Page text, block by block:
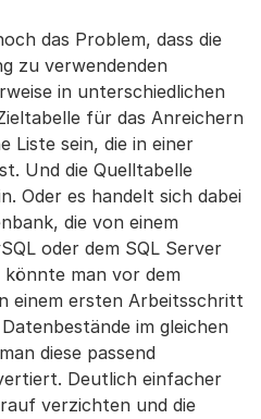
das Problem, dass die
zu verwendenden
in unterschiedlichen
für das Anreichern
Liste sein, die in einer
Und die Quelltabelle
Oder es handelt sich dabei
die von einem
oder dem SQL Server
man vor dem
einem ersten Arbeitsschritt
im gleichen
diese passend
Deutlich einfacher
verzichten und die